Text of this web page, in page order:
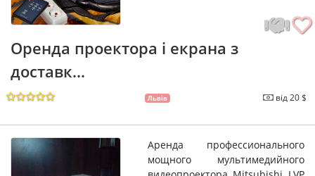
Оренда проектора і екрана з
доставк...
Львів від 20 $
Аренда профессионального
мощного мультимедийного